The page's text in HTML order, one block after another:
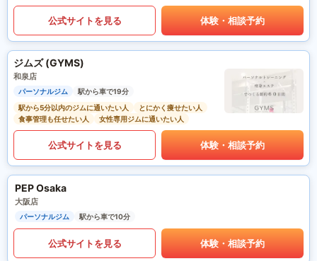
公式サイトを見る 体験・相談予約
ジムズ (GYMS)
和泉店
パーソナルジム
駅から車で19分
駅から5分以内のジムに通いたい人
とにかく痩せたい人
食事管理も任せたい人
女性専用ジムに通いたい人
公式サイトを見る 体験・相談予約
PEP Osaka
大阪店
パーソナルジム 駅から車で10分
公式サイトを見る 体験・相談予約